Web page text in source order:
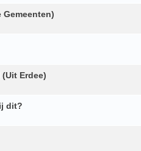
Gemeenten)
Erdee)
dit?